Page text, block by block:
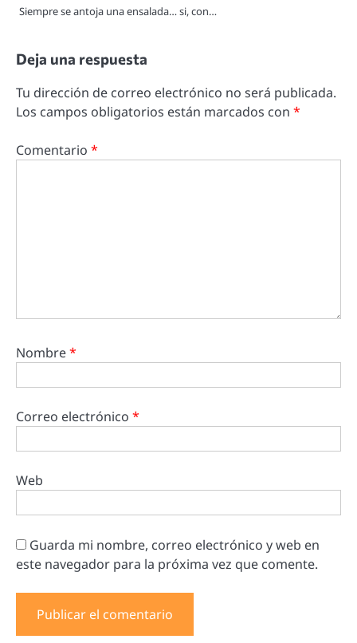
Siempre se antoja una ensalada… si, con…
Deja una respuesta
Tu dirección de correo electrónico no será publicada.
Los campos obligatorios están marcados con *
Comentario *
Nombre*
Correo electrónico *
Web
Guarda mi nombre, correo electrónico y web en
este navegador para la próxima vez que comente.